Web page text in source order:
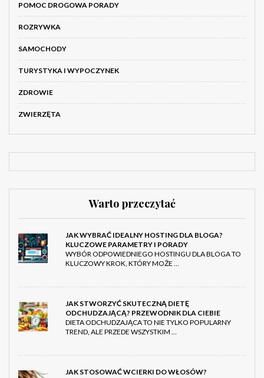
POMOC DROGOWA PORADY
ROZRYWKA
SAMOCHODY
TURYSTYKA I WYPOCZYNEK
ZDROWIE
ZWIERZĘTA
Warto przeczytać
JAK WYBRAĆ IDEALNY HOSTING DLA BLOGA?
KLUCZOWE PARAMETRY I PORADY
WYBÓR ODPOWIEDNIEGO HOSTINGU DLA BLOGA TO
KLUCZOWY KROK, KTÓRY MOŻE …
JAK STWORZYĆ SKUTECZNĄ DIETĘ
ODCHUDZAJĄCĄ? PRZEWODNIK DLA CIEBIE
DIETA ODCHUDZAJĄCA TO NIE TYLKO POPULARNY
TREND, ALE PRZEDE WSZYSTKIM …
JAK STOSOWAĆ WCIERKI DO WŁOSÓW?